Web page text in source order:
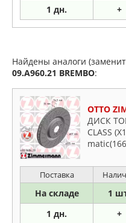
1 дн. +
Найдены аналоги
09.A960.21 BREMBO:
OTTO
ДИСК
CLASS
Поставка
На складе 1
1 дн. +